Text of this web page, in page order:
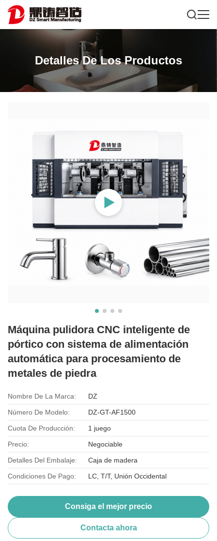
Detalles De Los Productos
Máquina pulidora CNC inteligente de
pórtico con sistema de alimentación
automática para procesamiento de
metales de piedra
Nombre De La Marca: DZ
Número De Modelo: DZ-GT-AF1500
Cuota De Producción: 1 juego
Precio: Negociable
Detalles Del Embalaje: Caja de madera
Condiciones De Pago: LC, T/T, Unión Occidental
Consiga el mejor precio
Contacta ahora